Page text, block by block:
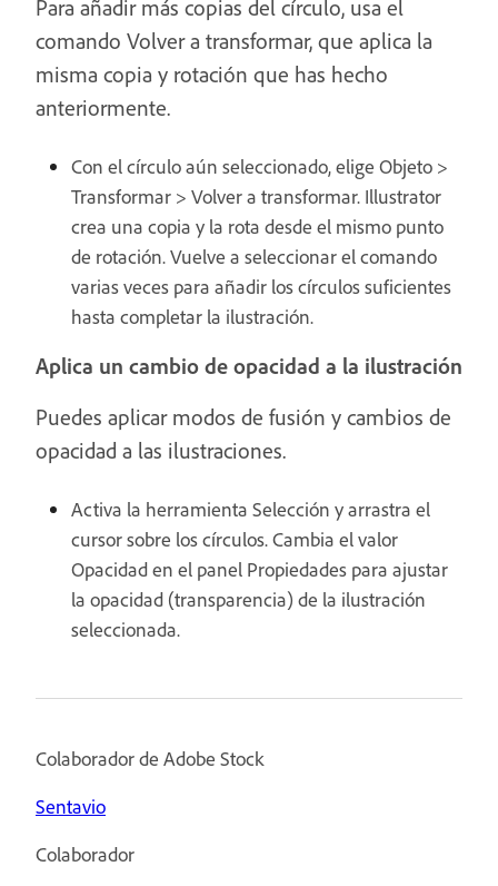
Para añadir más copias del círculo, usa el
comando Volver a transformar, que aplica la
misma copia y rotación que has hecho
anteriormente.
Con el círculo aún seleccionado, elige Objeto >
Transformar > Volver a transformar. Illustrator
crea una copia y la rota desde el mismo punto
de rotación. Vuelve a seleccionar el comando
varias veces para añadir los círculos suficientes
hasta completar la ilustración.
Aplica un cambio de opacidad a la ilustración
Puedes aplicar modos de fusión y cambios de
opacidad a las ilustraciones.
Activa la herramienta Selección y arrastra el
cursor sobre los círculos. Cambia el valor
Opacidad en el panel Propiedades para ajustar
la opacidad (transparencia) de la ilustración
seleccionada.
Colaborador de Adobe Stock
Sentavio
Colaborador